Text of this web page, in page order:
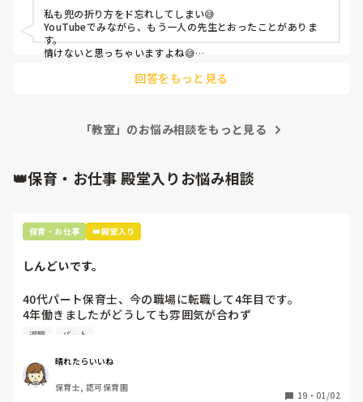
私も兜の折り方をド忘れしてしまい😅
YouTubeでみながら、もう一人の先生とおったことがありま
す。
情けないと思っちゃいますよね😅
回答をもっと見る
「教室」のお悩み相談をもっと見る
👑保育・お仕事 殿堂入りお悩み相談
保育・お仕事 👑殿堂入り
しんどいです。
40代パート保育士、今の職場に転職して4年目です。
4年働きましたがどうしても雰囲気が合わず
退職しようと思っています。
周りの職員は、勤続10年以上から何十年という先生がほとん
どです。
保護者子どもの愚痴悪口が多く、
退職 パート
晴れたらいいね
保育士, 認可保育園
19 ・ 01/02